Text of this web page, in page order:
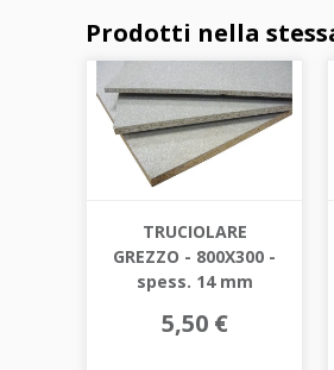
Prodotti nella
TRUCIOLARE
GREZZO - 800X300 -
spess. 14 mm
5,50 €